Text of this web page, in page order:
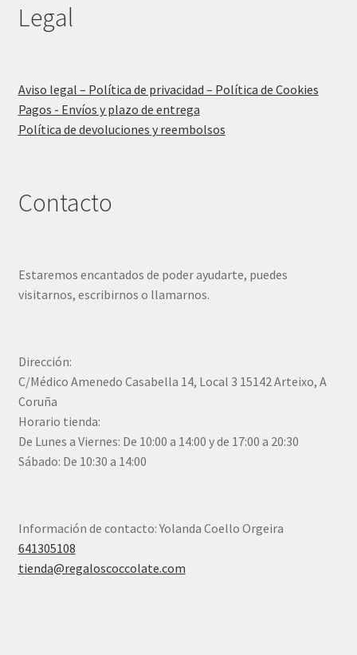
Legal
Aviso legal – Política de privacidad – Política de Cookies
Pagos - Envíos y plazo de entrega
Política de devoluciones y reembolsos
Contacto
Estaremos encantados de poder ayudarte, puedes
visitarnos, escribirnos o llamarnos.
Dirección:
C/Médico Amenedo Casabella 14, Local 3 15142 Arteixo, A
Coruña
Horario tienda:
De Lunes a Viernes: De 10:00 a 14:00 y de 17:00 a 20:30
Sábado: De 10:30 a 14:00
Información de contacto: Yolanda Coello Orgeira
641305108
tienda@regaloscoccolate.com